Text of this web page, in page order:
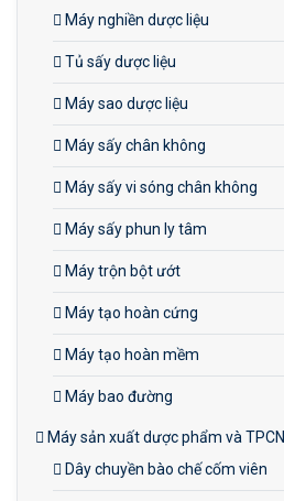
Máy nghiền dược liệu
Tủ sấy dược liệu
Máy sao dược liệu
Máy sấy chân không
Máy sấy vi sóng chân không
Máy sấy phun ly tâm
Máy trộn bột ướt
Máy tạo hoàn cứng
Máy tạo hoàn mềm
Máy bao đường
Máy sản xuất dược phẩm và TPCN
Dây chuyền bào chế cốm viên